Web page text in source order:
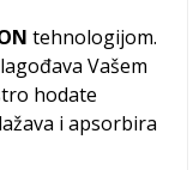
tehnologijom.
Vašem
hodate
i apsorbira